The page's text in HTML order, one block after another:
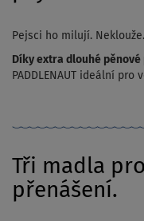
Pejsci ho milují. Neklouže.
Díky extra dlouhé
PADDLENAUT ideální pro
Tři madla
přenášení.